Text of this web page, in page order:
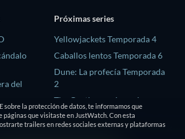
del
Próximas series
Yellowjackets Temporada 4
Caballos lentos Temporada 6
Dune: La profecía Temporada
2
The Gentlemen: La serie
Temporada 2
El amor es ciego: Reino Unido
sobre la protección de datos, te informamos que
páginas que visitaste en JustWatch. Con esta
trailers en redes sociales externas y plataformas